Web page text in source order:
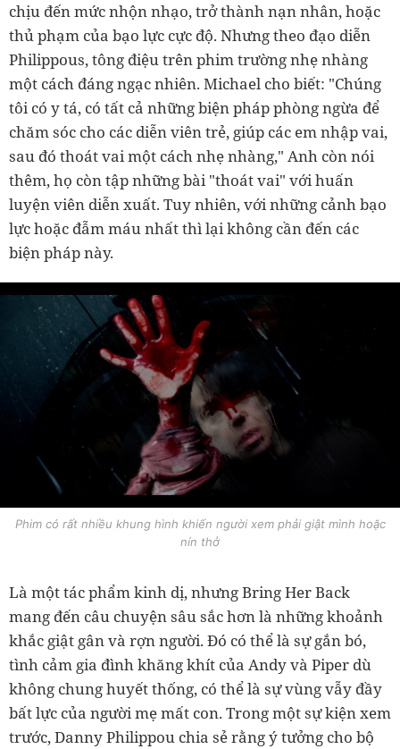
chịu đến mức nhộn nhạo, trở thành nạn nhân, hoặc
thủ phạm của bạo lực cực độ. Nhưng theo đạo diễn
Philippous, tông điệu trên phim trường nhẹ nhàng
một cách đáng ngạc nhiên. Michael cho biết: "Chúng
tôi có y tá, có tất cả những biện pháp phòng ngừa để
chăm sóc cho các diễn viên trẻ, giúp các em nhập vai,
sau đó thoát vai một cách nhẹ nhàng," Anh còn nói
thêm, họ còn tập những bài "thoát vai" với huấn
luyện viên diễn xuất. Tuy nhiên, với những cảnh bạo
lực hoặc đẫm máu nhất thì lại không cần đến các
biện pháp này.
Phim có rất nhiều khung hình khiến người xem phải giật mình hoặc
nín thở
Là một tác phẩm kinh dị, nhưng Bring Her Back
mang đến câu chuyện sâu sắc hơn là những khoảnh
khắc giật gân và rợn người. Đó có thể là sự gắn bó,
tình cảm gia đình khăng khít của Andy và Piper dù
không chung huyết thống, có thể là sự vùng vẫy đầy
bất lực của người mẹ mất con. Trong một sự kiện xem
trước, Danny Philippou chia sẻ rằng ý tưởng cho bộ